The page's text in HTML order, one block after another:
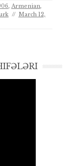
, Armenian,
// March 12,